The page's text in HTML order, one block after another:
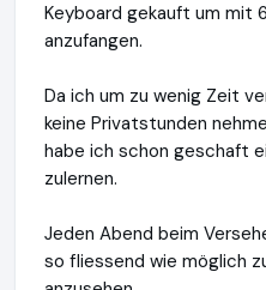
Keyboard gekauft um mit
anzufangen.
Da ich um zu wenig Zeit
keine Privatstunden
habe ich schon geschaft
zulernen.
Jeden Abend beim
so fliessend wie möglich